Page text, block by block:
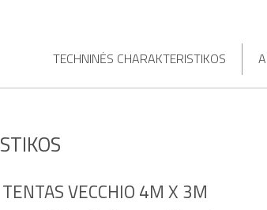
TECHNINĖS CHARAKTERISTIKOS
VECCHIO 4M X 3M